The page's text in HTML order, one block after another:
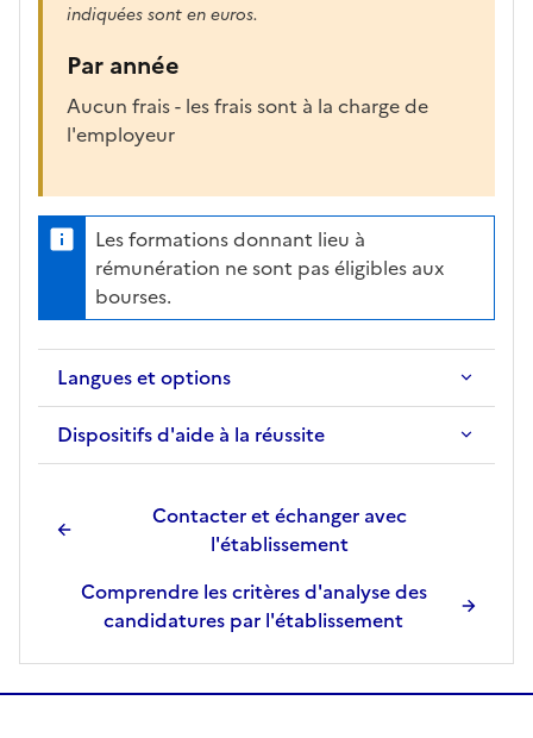
indiquées sont en euros.
Par année
Aucun frais - les frais sont à la charge de
l'employeur
Les formations donnant lieu à
rémunération ne sont pas éligibles aux
bourses.
Langues et options
Dispositifs d'aide à la réussite
Contacter et échanger avec
l'établissement
Comprendre les critères d'analyse des
candidatures par l'établissement